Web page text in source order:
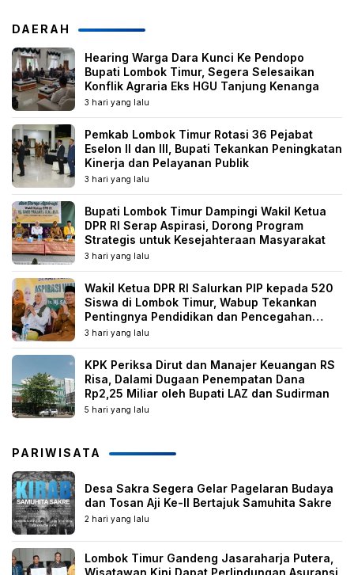
DAERAH
Hearing Warga Dara Kunci Ke Pendopo
Bupati Lombok Timur, Segera Selesaikan
Konflik Agraria Eks HGU Tanjung Kenanga
3 hari yang lalu
Pemkab Lombok Timur Rotasi 36 Pejabat
Eselon II dan III, Bupati Tekankan Peningkatan
Kinerja dan Pelayanan Publik
3 hari yang lalu
Bupati Lombok Timur Dampingi Wakil Ketua
DPR RI Serap Aspirasi, Dorong Program
Strategis untuk Kesejahteraan Masyarakat
3 hari yang lalu
Wakil Ketua DPR RI Salurkan PIP kepada 520
Siswa di Lombok Timur, Wabup Tekankan
Pentingnya Pendidikan dan Pencegahan
Perkawinan Anak
3 hari yang lalu
KPK Periksa Dirut dan Manajer Keuangan RS
Risa, Dalami Dugaan Penempatan Dana
Rp2,25 Miliar oleh Bupati LAZ dan Sudirman
5 hari yang lalu
PARIWISATA
Desa Sakra Segera Gelar Pagelaran Budaya
dan Tosan Aji Ke-II Bertajuk Samuhita Sakre
2 hari yang lalu
Lombok Timur Gandeng Jasaraharja Putera,
Wisatawan Kini Dapat Perlindungan Asuransi